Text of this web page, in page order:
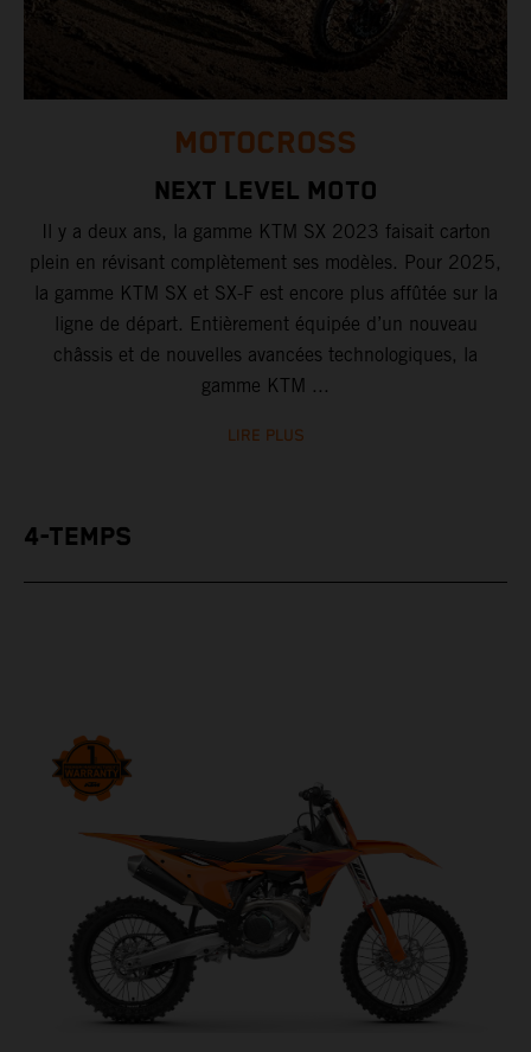
MOTOCROSS
NEXT LEVEL MOTO
Il y a deux ans, la gamme KTM SX 2023 faisait carton
plein en révisant complètement ses modèles. Pour 2025,
la gamme KTM SX et SX-F est encore plus affûtée sur la
ligne de départ. Entièrement équipée d’un nouveau
châssis et de nouvelles avancées technologiques, la
gamme KTM ...
LIRE PLUS
4-TEMPS